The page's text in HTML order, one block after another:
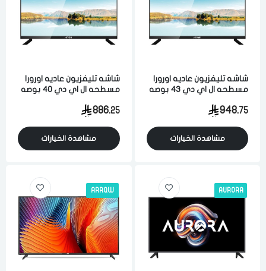
شاشه تليفزيون عاديه اورورا
مسطحه ال اي دي 43 بوصه
948.75
مشاهدة الخيارات
شاشه تليفزيون عاديه اورورا
مسطحه ال اي دي 40 بوصه
886.25
مشاهدة الخيارات
AURORA
ARRQW
تذكرنى
لقد قرأت ووافقت على الشروط والاحكاموسياسة الاستخدام.
اختر المدينة
مسح البيانات
فى حالة تغيير المدينة قد تفقد بعض او كل المنتجات التي تم اضافتها